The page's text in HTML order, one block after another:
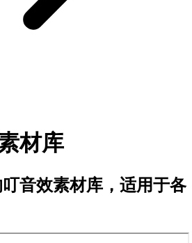
材库
音效素材库，适用于各